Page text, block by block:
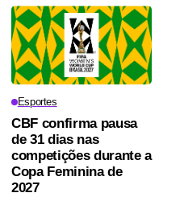
Esportes
CBF confirma pausa
de 31 dias nas
competições durante a
Copa Feminina de
2027